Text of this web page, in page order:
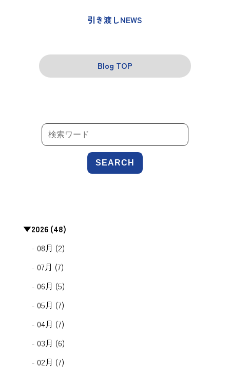
引き渡しNEWS
Blog TOP
SEARCH
▼2026 (48)
- 08月 (2)
- 07月 (7)
- 06月 (5)
- 05月 (7)
- 04月 (7)
- 03月 (6)
- 02月 (7)